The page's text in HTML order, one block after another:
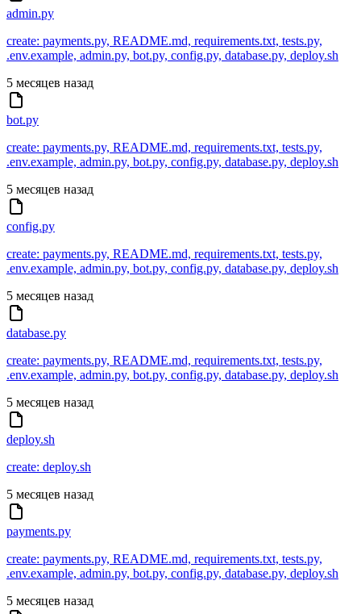
admin.py
create: payments.py, README.md, requirements.txt, tests.py,
.env.example, admin.py, bot.py, config.py, database.py, deploy.sh
5 месяцев назад
bot.py
create: payments.py, README.md, requirements.txt, tests.py,
.env.example, admin.py, bot.py, config.py, database.py, deploy.sh
5 месяцев назад
config.py
create: payments.py, README.md, requirements.txt, tests.py,
.env.example, admin.py, bot.py, config.py, database.py, deploy.sh
5 месяцев назад
database.py
create: payments.py, README.md, requirements.txt, tests.py,
.env.example, admin.py, bot.py, config.py, database.py, deploy.sh
5 месяцев назад
deploy.sh
create: deploy.sh
5 месяцев назад
payments.py
create: payments.py, README.md, requirements.txt, tests.py,
.env.example, admin.py, bot.py, config.py, database.py, deploy.sh
5 месяцев назад